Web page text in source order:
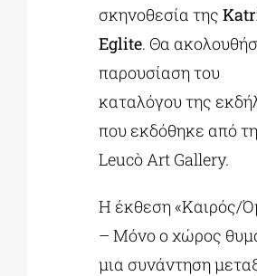
σκηνοθεσία της
Eglite. Θα
παρουσίαση του
καταλόγου της
που εκδόθηκε από
Leucò Art Gallery.
Η έκθεση «Καιρός/
– Μόνο ο χώρος
μια συνάντηση